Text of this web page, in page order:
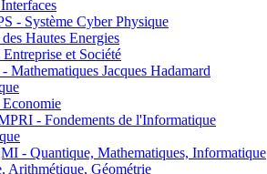
- Système Cyber Physique
Hautes Energies
et Société
Jacques Hadamard
- Fondements de l'Informatique
- Quantique, Mathematiques, Informatique
Géométrie